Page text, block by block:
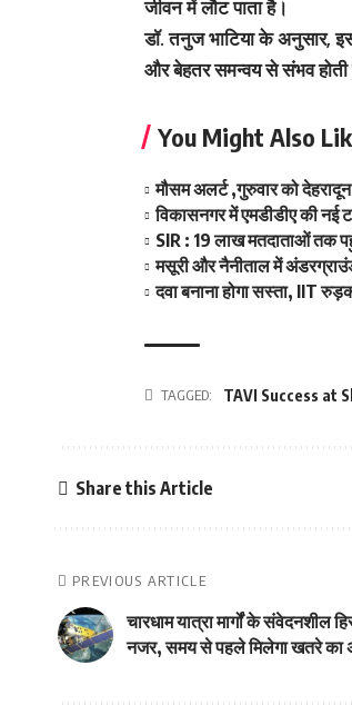
जीवन में लौट पाता है।
डॉ. तनुज भाटिया के अनुसार,
और बेहतर समन्वय से संभव होती
You Might Also
मौसम अलर्ट ,गुरुवार को
विकासनगर में एमडीडीए की नई
SIR : 19 लाख मतदाताओं तक
मसूरी और नैनीताल में
दवा बनाना होगा सस्ता, IIT
TAGGED: TAVI Success at
Share this Article
PREVIOUS ARTICLE
चारधाम यात्रा मार्गों के संवेदनशील
नजर, समय से पहले मिलेगा खतरे का